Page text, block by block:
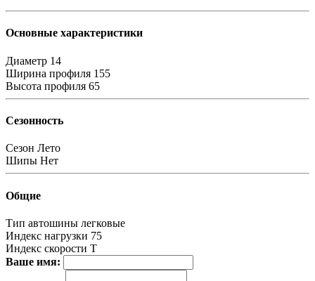
Основные характеристики
Диаметр 14
Ширина профиля 155
Высота профиля 65
Сезонность
Сезон Лето
Шипы Нет
Общие
Тип автошины легковые
Индекс нагрузки 75
Индекс скорости T
Ваше имя: